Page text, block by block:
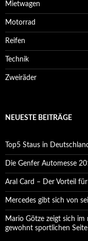
Mietwagen
Motorrad
Reifen
Technik
Zweiräder
NEUESTE BEITRÄGE
Top5 Staus in
Die Genfer Automesse
Aral Card – Der Vorteil
Mercedes gibt sich von
Mario Götze zeigt sich im
gewohnt sportlichen Seite